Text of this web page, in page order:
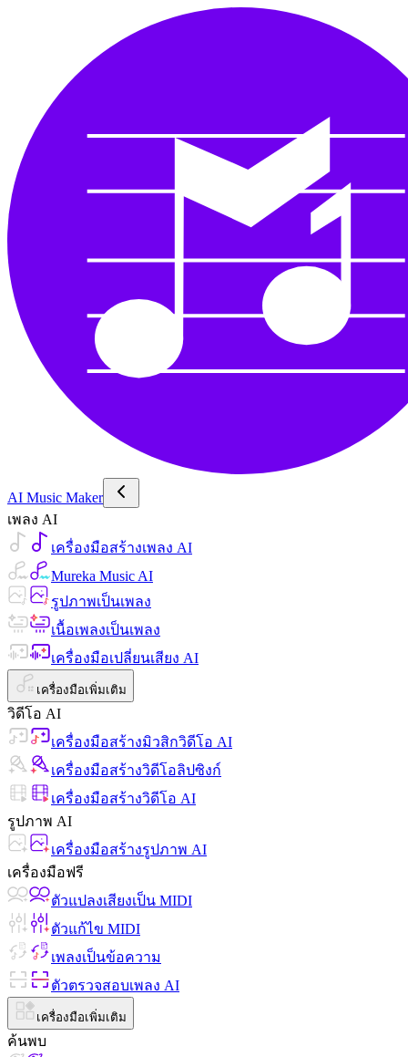
AI Music Maker
เพลง AI
เครื่องมือสร้างเพลง AI
Mureka Music AI
รูปภาพเป็นเพลง
เนื้อเพลงเป็นเพลง
เครื่องมือเปลี่ยนเสียง AI
เครื่องมือเพิ่มเติม
วิดีโอ AI
เครื่องมือสร้างมิวสิกวิดีโอ AI
เครื่องมือสร้างวิดีโอลิปซิงก์
เครื่องมือสร้างวิดีโอ AI
รูปภาพ AI
เครื่องมือสร้างรูปภาพ AI
เครื่องมือฟรี
ตัวแปลงเสียงเป็น MIDI
ตัวแก้ไข MIDI
เพลงเป็นข้อความ
ตัวตรวจสอบเพลง AI
เครื่องมือเพิ่มเติม
ค้นพบ